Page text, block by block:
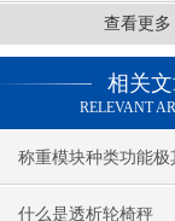
查看更多
相关
RELEVANT
称重模块种类功能极
什么是透析轮椅秤